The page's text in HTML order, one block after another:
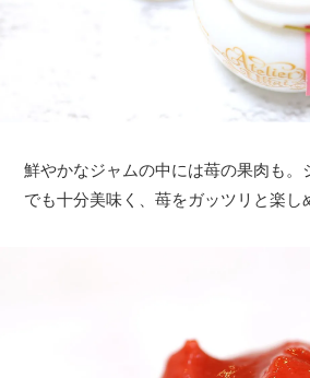
鮮やかなジャムの中には苺の果肉も。
でも十分美味く、苺をガッツリと楽し